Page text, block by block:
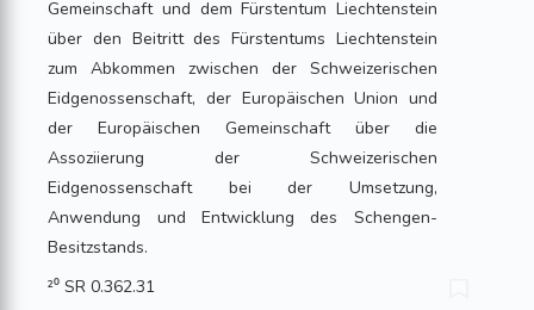
Gemeinschaft und dem Fürstentum Liechtenstein
über den Beitritt des Fürstentums Liechtenstein
zum Abkommen zwischen der Schweizerischen
Eidgenossenschaft, der Europäischen Union und
der Europäischen Gemeinschaft über die
Assoziierung der Schweizerischen
Eidgenossenschaft bei der Umsetzung,
Anwendung und Entwicklung des Schengen-
Besitzstands.
²⁰ SR 0.362.31